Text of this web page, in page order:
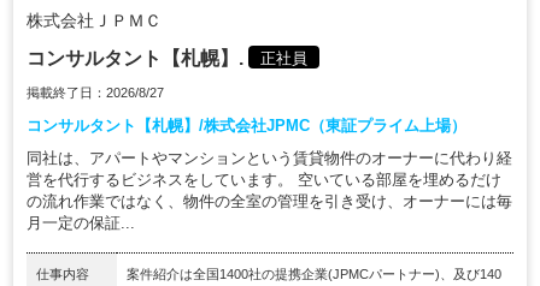
株式会社ＪＰＭＣ
コンサルタント【札幌】. 正社員
掲載終了日：2026/8/27
コンサルタント【札幌】/株式会社JPMC（東証プライム上場）
同社は、アパートやマンションという賃貸物件のオーナーに代わり経
営を代行するビジネスをしています。 空いている部屋を埋めるだけ
の流れ作業ではなく、物件の全室の管理を引き受け、オーナーには毎
月一定の保証...
仕事内容
案件紹介は全国1400社の提携企業(JPMCパートナー)、及び140